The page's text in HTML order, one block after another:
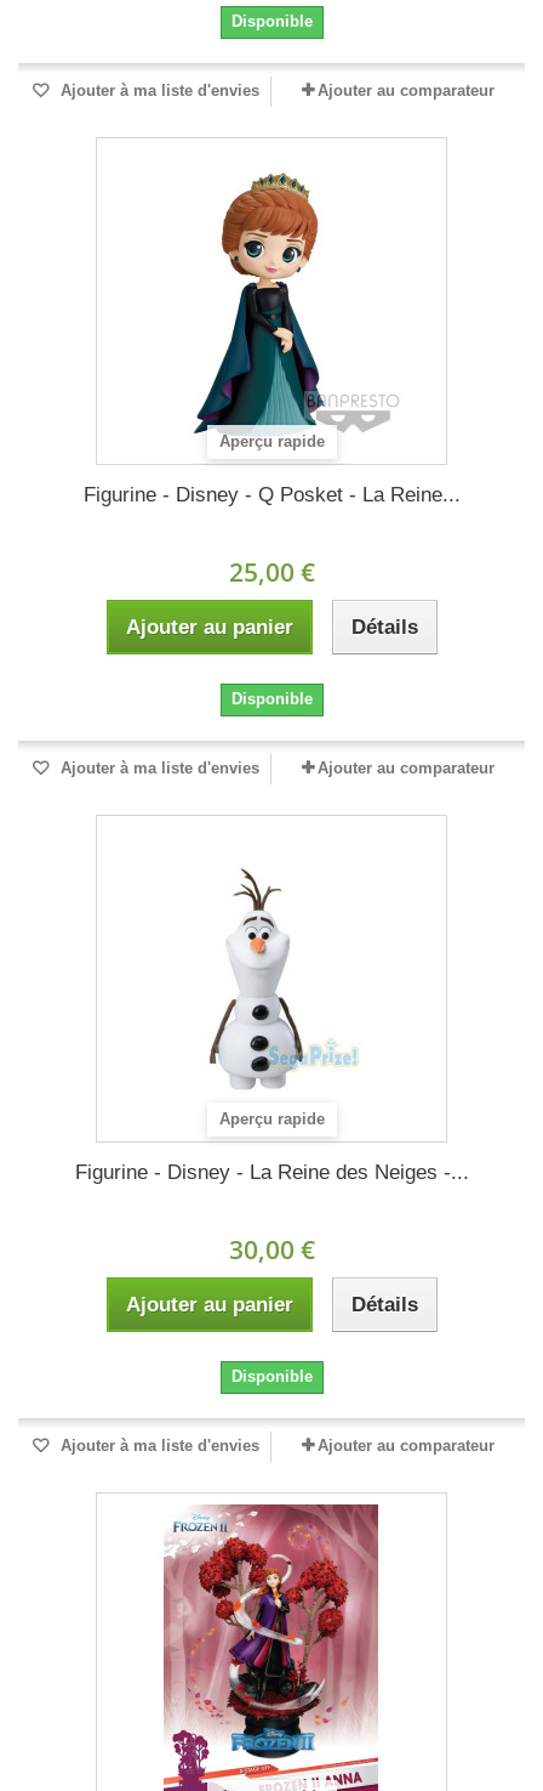
Disponible
Ajouter à ma liste d'envies Ajouter au comparateur
Aperçu rapide
Figurine - Disney - Q Posket - La Reine...
25,00 €
Ajouter au panier Détails
Disponible
Ajouter à ma liste d'envies Ajouter au comparateur
Aperçu rapide
Figurine - Disney - La Reine des Neiges -...
30,00 €
Ajouter au panier Détails
Disponible
Ajouter à ma liste d'envies Ajouter au comparateur